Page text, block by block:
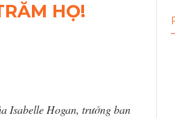
HỌ!
Isabelle Hogan, trưởng ban